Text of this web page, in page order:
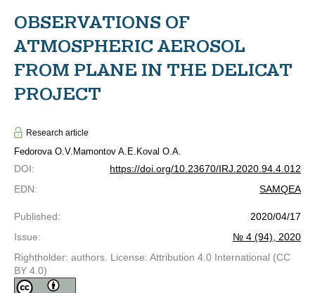
OBSERVATIONS OF
ATMOSPHERIC AEROSOL
FROM PLANE IN THE DELICAT
PROJECT
Research article
Fedorova O.V. Mamontov A.E. Koval O.A.
DOI:
https://doi.org/10.23670/IRJ.2020.94.4.012
EDN: SAMQEA
Published:
2020/04/17
Issue:
№ 4 (94), 2020
Rightholder: authors. License: Attribution 4.0 International (CC
BY 4.0)